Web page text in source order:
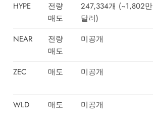
HYPE
전량
매도
247,334개 (~1,802만
달러)
NEAR
전량
매도
미공개
ZEC
매도 미공개
WLD
매도 미공개